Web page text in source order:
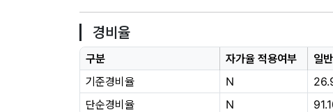
경비율
구분 자가율 적용여부 일
기준경비율
N
단순경비율
N